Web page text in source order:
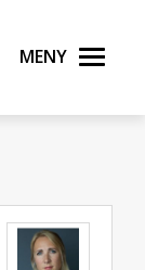
Meny